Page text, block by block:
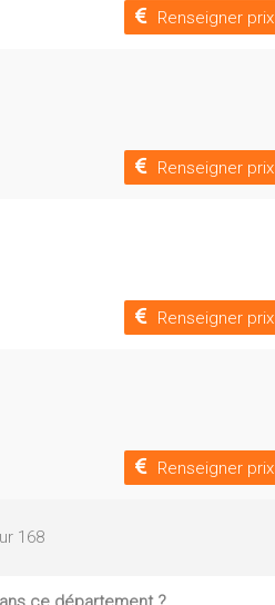
Renseigner prix
Renseigner prix
Renseigner prix
Renseigner prix
168